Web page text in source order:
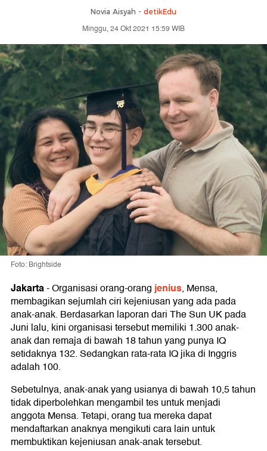
Novia Aisyah - detikEdu
Minggu, 24 Okt 2021 15:59 WIB
Foto: Brightside
Jakarta-Organisasi orang-orangjenius, Mensa,
membagikan sejumlah ciri kejeniusan yang ada pada
anak-anak. Berdasarkan laporan dari The Sun UK pada
Juni lalu, kini organisasi tersebut memiliki 1.300 anak-
anak dan remaja di bawah 18 tahun yang punya IQ
setidaknya 132. Sedangkan rata-rata IQ jika di Inggris
adalah 100.
Sebetulnya, anak-anak yang usianya di bawah 10,5 tahun
tidak diperbolehkan mengambil tes untuk menjadi
anggota Mensa. Tetapi, orang tua mereka dapat
mendaftarkan anaknya mengikuti cara lain untuk
membuktikan kejeniusan anak-anak tersebut.